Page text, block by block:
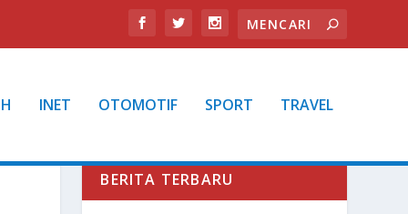
INET OTOMOTIF SPORT TRAVEL
BERITA TERBARU